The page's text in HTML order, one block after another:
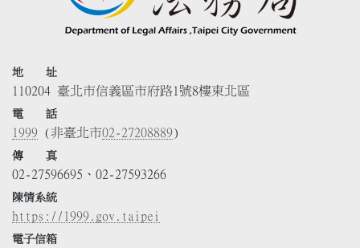
地 址
110204 臺北市信義區市府路1號8樓東北區
電 話
1999 (非臺北市02-27208889)
傳 真
02-27596695、02-27593266
陳情系統
https://1999.gov.taipei
電子信箱